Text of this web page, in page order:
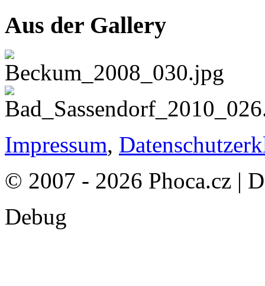
Aus der Gallery
Impressum,
© 2007 - 2026 Phoca.cz |
Debug